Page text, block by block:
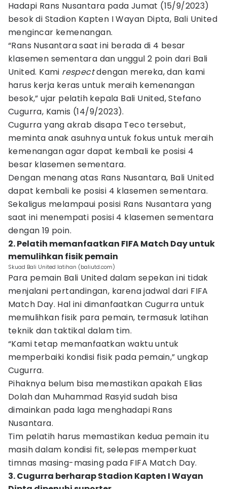
Hadapi Rans Nusantara pada Jumat (15/9/2023)
besok di Stadion Kapten I Wayan Dipta, Bali United
mengincar kemenangan.
“Rans Nusantara saat ini berada di 4 besar
klasemen sementara dan unggul 2 poin dari Bali
United. Kami respectdengan mereka, dan kami
harus kerja keras untuk meraih kemenangan
besok,” ujar pelatih kepala Bali United, Stefano
Cugurra, Kamis (14/9/2023).
Cugurra yang akrab disapa Teco tersebut,
meminta anak asuhnya untuk fokus untuk meraih
kemenangan agar dapat kembali ke posisi 4
besar klasemen sementara.
Dengan menang atas Rans Nusantara, Bali United
dapat kembali ke posisi 4 klasemen sementara.
Sekaligus melampaui posisi Rans Nusantara yang
saat ini menempati posisi 4 klasemen sementara
dengan 19 poin.
2. Pelatih memanfaatkan FIFA Match Day untuk
memulihkan fisik pemain
Skuad Bali United latihan (baliutd.com)
Para pemain Bali United dalam sepekan ini tidak
menjalani pertandingan, karena jadwal dari FIFA
Match Day. Hal ini dimanfaatkan Cugurra untuk
memulihkan fisik para pemain, termasuk latihan
teknik dan taktikal dalam tim.
“Kami tetap memanfaatkan waktu untuk
memperbaiki kondisi fisik pada pemain,” ungkap
Cugurra.
Pihaknya belum bisa memastikan apakah Elias
Dolah dan Muhammad Rasyid sudah bisa
dimainkan pada laga menghadapi Rans
Nusantara.
Tim pelatih harus memastikan kedua pemain itu
masih dalam kondisi fit, selepas memperkuat
timnas masing-masing pada FIFA Match Day.
3. Cugurra berharap Stadion Kapten I Wayan